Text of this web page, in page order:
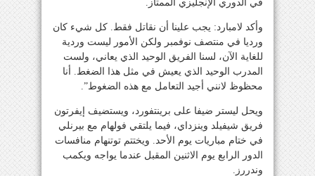
في الدوري الإنجليزي الممتاز.
وأكد لامبارد: يجب علينا أن نقاتل فقط. كل شيء كان
ورديا في منتصف نوفمبر ولكن الأمور ليست وردية
للغاية الآن، لسنا الفريق الوحيد الذي يعاني، ولست
المدرب الوحيد الذي يعيش في مثل هذا الضغط. أنا
محظوظ لانني أجيد التعامل مع هذه الضغوط”.
ويحل ليستر ضيفا على برينتفورد، ويستضيف إيفرتون
فريق شيفيلد وينزداي، فيما يلتقي فولهام مع بيرنلي
في ختام مباريات يوم الأحد. ويختتم توتنهام منافسات
الدور الرابع يوم الاثنين المقبل عندما يواجه ويكمب
وندررز.